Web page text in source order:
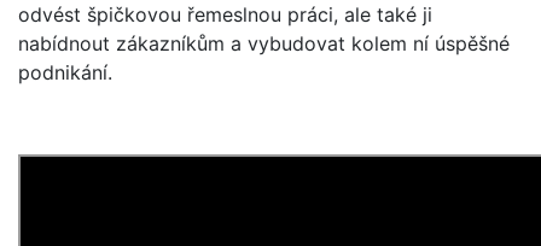
odvést špičkovou řemeslnou práci, ale také ji
nabídnout zákazníkům a vybudovat kolem ní úspěšné
podnikání.